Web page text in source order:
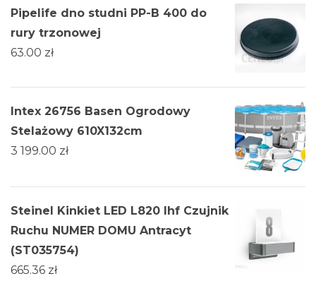
Pipelife dno studni PP-B 400 do
rury trzonowej
63.00 zł
Intex 26756 Basen Ogrodowy
Stelażowy 610X132cm
3 199.00 zł
Steinel Kinkiet LED L820 Ihf Czujnik
Ruchu NUMER DOMU Antracyt
(ST035754)
665.36 zł